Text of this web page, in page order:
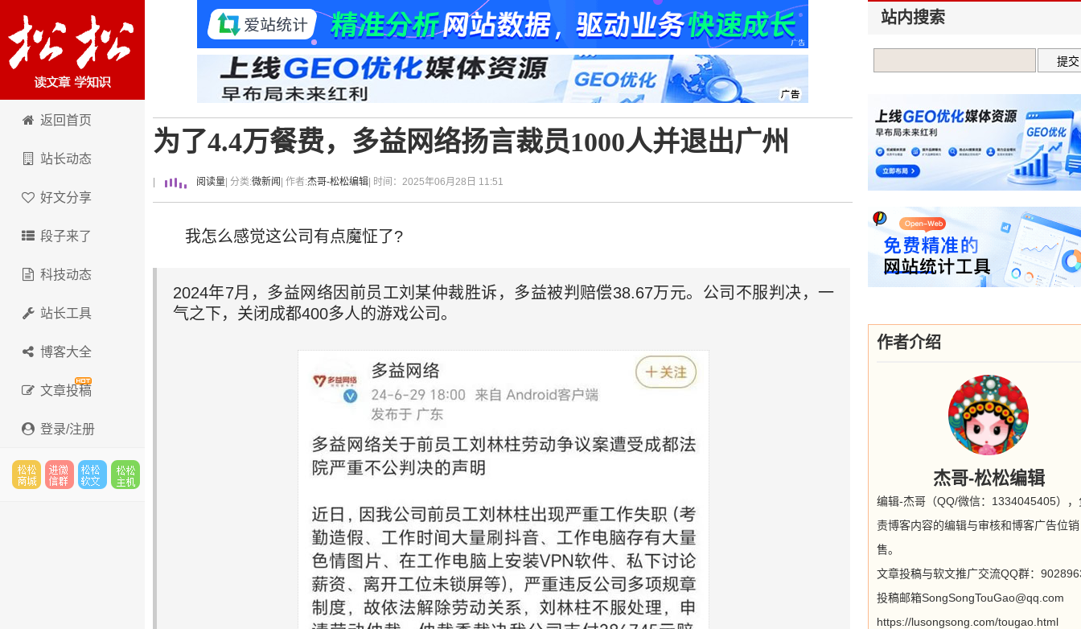
卢松松博客
返回首页
站长动态
好文分享
段子来了
科技动态
站长工具
博客大全
文章投稿
登录/注册
为了4.4万餐费，多益网络扬言裁员1000人并退出广州
阅读量 | 分类:微新闻 | 作者:杰哥-松松编辑 | 时间：2025年06月28日 11:51
我怎么感觉这公司有点魔怔了?
2024年7月，多益网络因前员工刘某仲裁胜诉，多益被判赔偿38.67万元。公司不服判决，一
气之下，关闭成都400多人的游戏公司。
站内搜索
作者介绍
杰哥-松松编辑
编辑-杰哥（QQ/微信：1334045405），
责博客内容的编辑与审核和博客广告位销
售。
文章投稿与软文推广交流QQ群：
投稿邮箱SongSongTouGao@qq.com
https://lusongsong.com/tougao.html